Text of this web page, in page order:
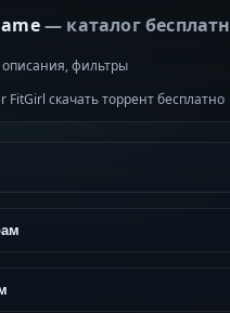
— каталог
фильтры
FitGirl скачать торрент бесплатно